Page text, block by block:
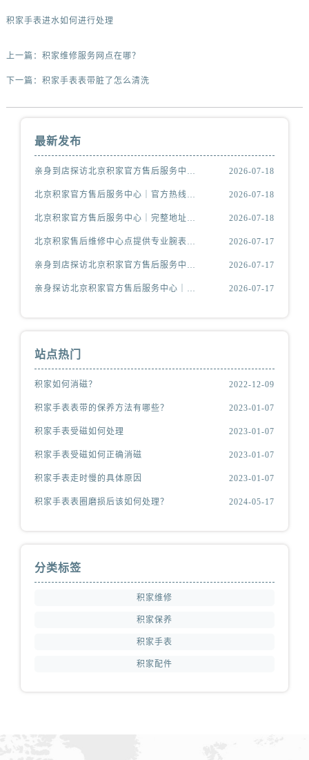
积家手表进水如何进行处理
上一篇： 积家维修服务网点在哪？
下一篇： 积家手表表带脏了怎么清洗
最新发布
亲身到店探访北京积家官方售后服务中心｜详细地址与官方服务热线（2026年7月最新） 2026-07-18
北京积家官方售后服务中心｜官方热线及网点地址权威信息公示（2026年7月最新） 2026-07-18
北京积家官方售后服务中心｜完整地址及官方电话权威信息公示（2026年7月最新） 2026-07-18
北京积家售后维修中心点提供专业腕表保养与精准维修服务权威公示（2026年7月最新） 2026-07-17
亲身到店探访北京积家官方售后服务中心｜最新电话与详细地址（2026年7月最新） 2026-07-17
亲身探访北京积家官方售后服务中心｜网点地址和官方热线（2026年7月最新） 2026-07-17
站点热门
积家如何消磁？ 2022-12-09
积家手表表带的保养方法有哪些？ 2023-01-07
积家手表受磁如何处理 2023-01-07
积家手表受磁如何正确消磁 2023-01-07
积家手表走时慢的具体原因 2023-01-07
积家手表表圈磨损后该如何处理？ 2024-05-17
分类标签
积家维修
积家保养
积家手表
积家配件